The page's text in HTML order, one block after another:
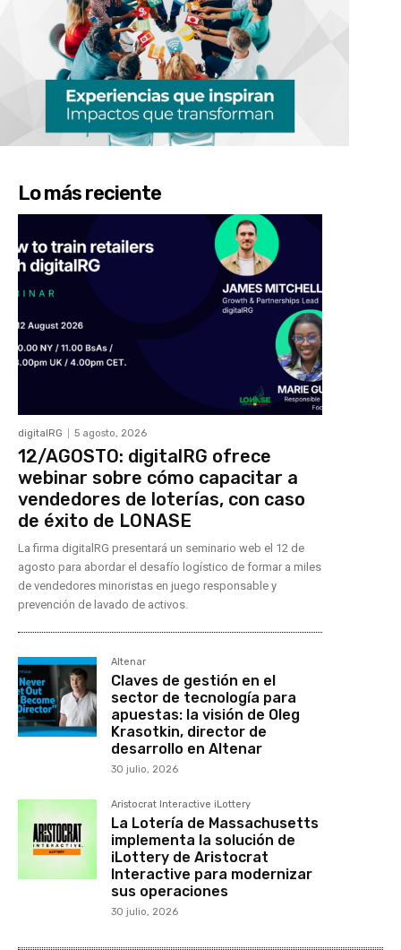
Lo más reciente
digitalRG 5 agosto, 2026
12/AGOSTO: digitalRG ofrece
webinar sobre cómo capacitar a
vendedores de loterías, con caso
de éxito de LONASE
La firma digitalRG presentará un seminario web el 12 de
agosto para abordar el desafío logístico de formar a miles
de vendedores minoristas en juego responsable y
prevención de lavado de activos.
Altenar
Claves de gestión en el
sector de tecnología para
apuestas: la visión de Oleg
Krasotkin, director de
desarrollo en Altenar
30 julio, 2026
Aristocrat Interactive iLottery
La Lotería de Massachusetts
implementa la solución de
iLottery de Aristocrat
Interactive para modernizar
sus operaciones
30 julio, 2026